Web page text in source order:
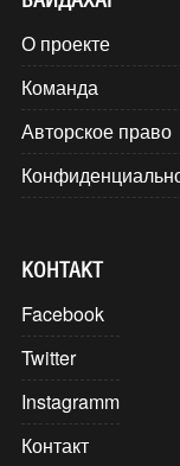
О проекте
Команда
Авторское право
КОНТАКТ
Facebook
Twitter
Instagramm
Контакт